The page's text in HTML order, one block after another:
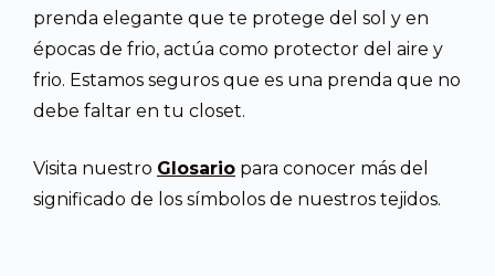
prenda elegante que te protege del sol y en
épocas de frio, actúa como protector del aire y
frio. Estamos seguros que es una prenda que no
debe faltar en tu closet.
Visita nuestro Glosario para conocer más del
significado de los símbolos de nuestros tejidos.